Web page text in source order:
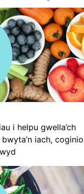
i helpu gwella’ch
iach, coginio